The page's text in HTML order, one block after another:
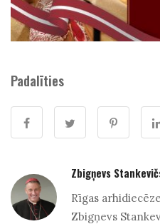
Padalīties
Zbigņevs
Rīgas
Zbigņevs